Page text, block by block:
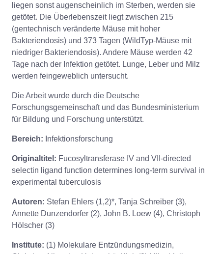
liegen sonst augenscheinlich im Sterben, werden sie
getötet. Die Überlebenszeit liegt zwischen 215
(gentechnisch veränderte Mäuse mit hoher
Bakteriendosis) und 373 Tagen (WildTyp-Mäuse mit
niedriger Bakteriendosis). Andere Mäuse werden 42
Tage nach der Infektion getötet. Lunge, Leber und Milz
werden feingeweblich untersucht.
Die Arbeit wurde durch die Deutsche
Forschungsgemeinschaft und das Bundesministerium
für Bildung und Forschung unterstützt.
Bereich: Infektionsforschung
Originaltitel: Fucosyltransferase IV and VII-directed
selectin ligand function determines long-term survival in
experimental tuberculosis
Autoren: Stefan Ehlers (1,2)*, Tanja Schreiber (3),
Annette Dunzendorfer (2), John B. Loew (4), Christoph
Hölscher (3)
Institute: (1) Molekulare Entzündungsmedizin,